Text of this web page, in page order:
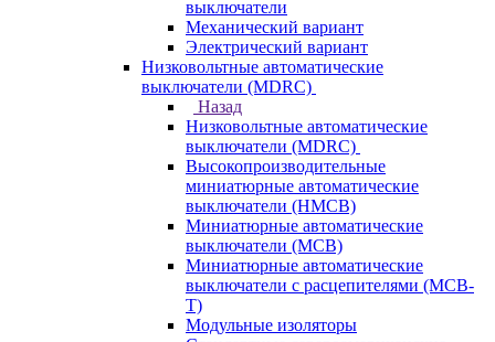
выключатели
Механический вариант
Электрический вариант
Низковольтные автоматические
выключатели (MDRC)
Назад
Низковольтные автоматические
выключатели (MDRC)
Высокопроизводительные
миниатюрные автоматические
выключатели (HMCB)
Миниатюрные автоматические
выключатели (MCB)
Миниатюрные автоматические
выключатели с расцепителями (MCB-
T)
Модульные изоляторы